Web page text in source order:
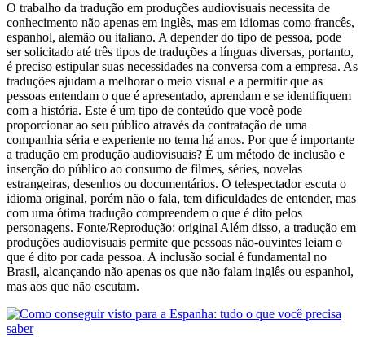
O trabalho da tradução em produções audiovisuais necessita de
conhecimento não apenas em inglês, mas em idiomas como francês,
espanhol, alemão ou italiano. A depender do tipo de pessoa, pode
ser solicitado até três tipos de traduções a línguas diversas, portanto,
é preciso estipular suas necessidades na conversa com a empresa. As
traduções ajudam a melhorar o meio visual e a permitir que as
pessoas entendam o que é apresentado, aprendam e se identifiquem
com a história. Este é um tipo de conteúdo que você pode
proporcionar ao seu público através da contratação de uma
companhia séria e experiente no tema há anos. Por que é importante
a tradução em produção audiovisuais? É um método de inclusão e
inserção do público ao consumo de filmes, séries, novelas
estrangeiras, desenhos ou documentários. O telespectador escuta o
idioma original, porém não o fala, tem dificuldades de entender, mas
com uma ótima tradução compreendem o que é dito pelos
personagens. Fonte/Reprodução: original Além disso, a tradução em
produções audiovisuais permite que pessoas não-ouvintes leiam o
que é dito por cada pessoa. A inclusão social é fundamental no
Brasil, alcançando não apenas os que não falam inglês ou espanhol,
mas aos que não escutam.